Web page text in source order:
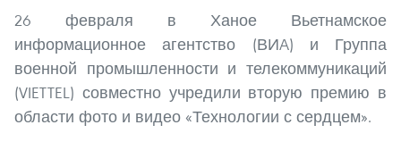
26 февраля в Ханое Вьетнамское
информационное агентство (ВИA) и Группа
военной промышленности и телекоммуникаций
(VIETTEL) совместно учредили вторую премию в
области фото и видео «Технологии с сердцем».